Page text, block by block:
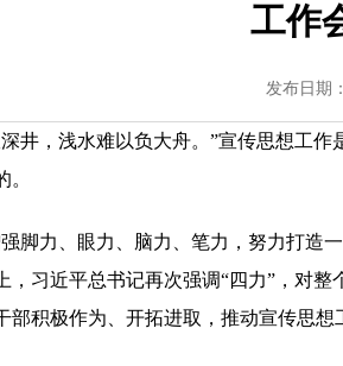
工作
发布日期
井，浅水难以负大舟。”宣传思想工
力、眼力、脑力、笔力，努力打造一
，习近平总书记再次强调“四力”，对
部积极作为、开拓进取，推动宣传思想